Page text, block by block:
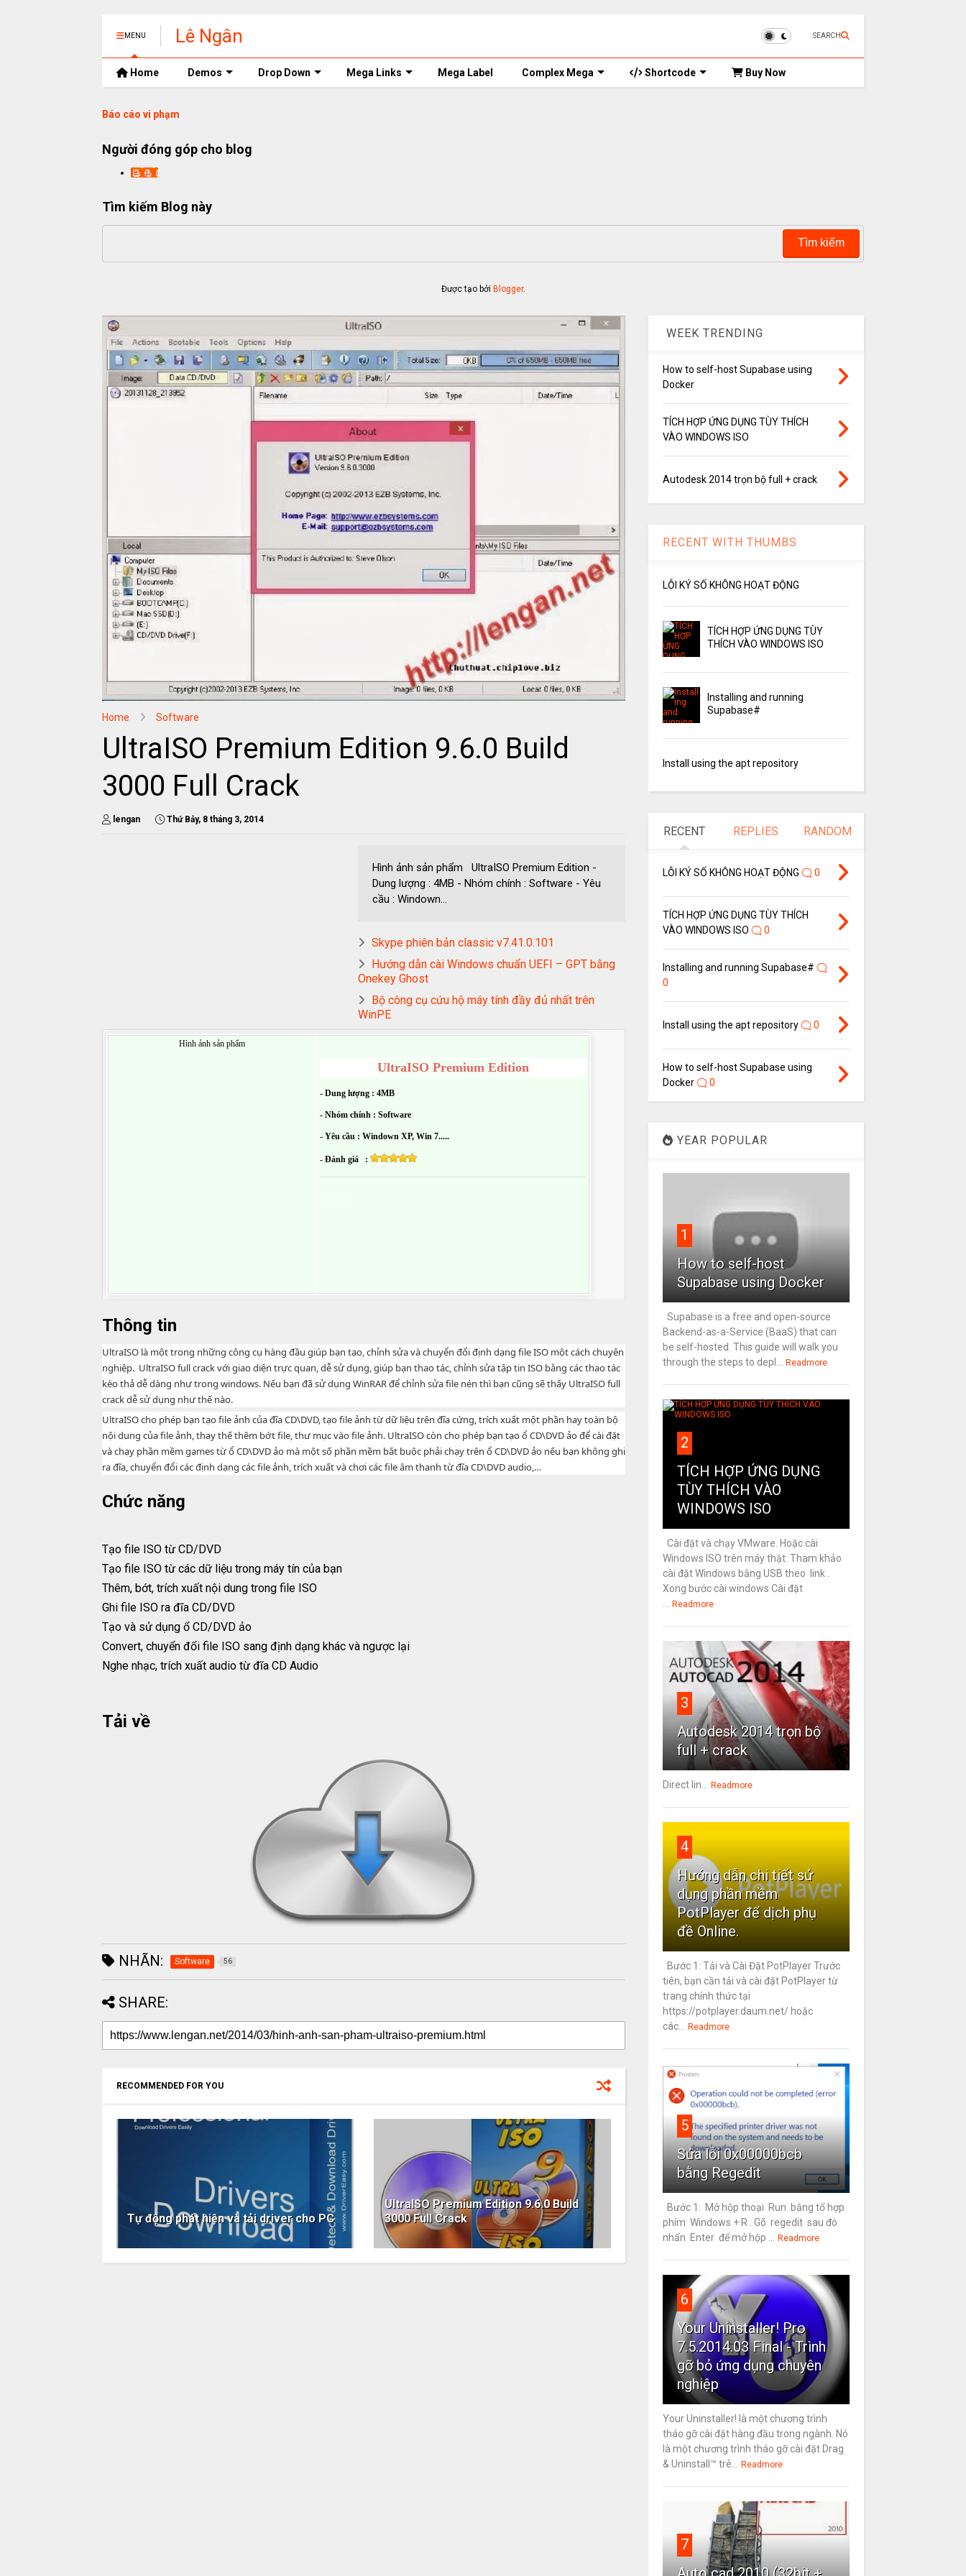
MENU Lê Ngân SEARCH
Home Demos Drop Down Mega Links Mega Label Complex Mega Shortcode Buy Now
Báo cáo vi phạm
Người đóng góp cho blog
lengan
Tìm kiếm Blog này
Được tạo bởi Blogger.
Home Software
UltraISO Premium Edition 9.6.0 Build
3000 Full Crack
lengan Thứ Bảy, 8 tháng 3, 2014
Hình ảnh sản phẩm UltraISO Premium Edition -
Dung lượng : 4MB - Nhóm chính : Software - Yêu
cầu : Windown...
Skype phiên bản classic v7.41.0.101
Hướng dẫn cài Windows chuẩn UEFI – GPT bằng
Onekey Ghost
Bộ công cụ cứu hộ máy tính đầy đủ nhất trên
WinPE
Hình ảnh sản phẩm
UltraISO Premium Edition
- Dung lượng : 4MB
- Nhóm chính : Software
- Yêu cầu : Windown XP, Win 7.....
- Đánh giá :
Thông tin
UltraISO là một trong những công cụ hàng đầu giúp bạn tạo, chỉnh sửa và chuyển đổi định dạng file ISO một cách chuyên
nghiệp. UltraISO full crack với giao diện trực quan, dễ sử dụng, giúp bạn thao tác, chỉnh sửa tập tin ISO bằng các thao tác
kéo thả dễ dàng như trong windows. Nếu bạn đã sử dụng WinRAR để chỉnh sửa file nén thì bạn cũng sẽ thấy UltraISO full
crack dễ sử dụng như thế nào.
UltraISO cho phép bạn tạo file ảnh của đĩa CD\DVD, tạo file ảnh từ dữ liệu trên đĩa cứng, trích xuất một phần hay toàn bộ
nội dung của file ảnh, thay thế thêm bớt file, thư mục vào file ảnh. UltraISO còn cho phép bạn tạo ổ CD\DVD ảo để cài đặt
và chạy phần mềm games từ ổ CD\DVD ảo mà một số phần mềm bắt buộc phải chạy trên ổ CD\DVD ảo nếu bạn không ghi
ra đĩa, chuyển đổi các định dạng các file ảnh, trích xuất và chơi các file âm thanh từ đĩa CD\DVD audio,…
Chức năng
Tạo file ISO từ CD/DVD
Tạo file ISO từ các dữ liệu trong máy tín của bạn
Thêm, bớt, trích xuất nội dung trong file ISO
Ghi file ISO ra đĩa CD/DVD
Tạo và sử dụng ổ CD/DVD ảo
Convert, chuyển đổi file ISO sang định dạng khác và ngược lại
Nghe nhạc, trích xuất audio từ đĩa CD Audio
Tải về
NHÃN: Software 56
SHARE:
RECOMMENDED FOR YOU
Tự động phát hiện và tải driver cho PC
UltraISO Premium Edition 9.6.0 Build
3000 Full Crack
WEEK TRENDING
How to self-host Supabase using
Docker
TÍCH HỢP ỨNG DỤNG TÙY THÍCH
VÀO WINDOWS ISO
Autodesk 2014 trọn bộ full + crack
RECENT WITH THUMBS
LỖI KÝ SỐ KHÔNG HOẠT ĐỘNG
TÍCH HỢP ỨNG DỤNG TÙY
THÍCH VÀO WINDOWS ISO
Installing and running
Supabase#
Install using the apt repository
RECENT REPLIES RANDOM
LỖI KÝ SỐ KHÔNG HOẠT ĐỘNG 0
TÍCH HỢP ỨNG DỤNG TÙY THÍCH
VÀO WINDOWS ISO
0
Installing and running Supabase#
0
Install using the apt repository 0
How to self-host Supabase using
Docker
0
YEAR POPULAR
1
How to self-host
Supabase using Docker
Supabase is a free and open-source
Backend-as-a-Service (BaaS) that can
be self-hosted. This guide will walk you
through the steps to depl... Readmore
2
TÍCH HỢP ỨNG DỤNG
TÙY THÍCH VÀO
WINDOWS ISO
Cài đặt và chạy VMware. Hoặc cài
Windows ISO trên máy thật. Tham khảo
cài đặt Windows bằng USB theo link .
Xong bước cài windows Cài đặt
... Readmore
3
Autodesk 2014 trọn bộ
full + crack
Direct lin... Readmore
4
Hướng dẫn chi tiết sử
dụng phần mềm
PotPlayer để dịch phụ
đề Online.
Bước 1: Tải và Cài Đặt PotPlayer Trước
tiên, bạn cần tải và cài đặt PotPlayer từ
trang chính thức tại
https://potplayer.daum.net/ hoặc
các... Readmore
5
Sửa lỗi 0x00000bcb
bằng Regedit
Bước 1: Mở hộp thoại Run bằng tổ hợp
phím Windows + R . Gõ regedit sau đó
nhấn Enter để mở hộp ... Readmore
6
Your Uninstaller! Pro
7.5.2014.03 Final - Trình
gỡ bỏ ứng dụng chuyên
nghiệp
Your Uninstaller! là một chương trình
tháo gỡ cài đặt hàng đầu trong ngành. Nó
là một chương trình tháo gỡ cài đặt Drag
& Uninstall™ trê... Readmore
7